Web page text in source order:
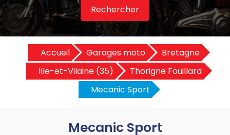
Rechercher
Accueil Garages moto
Bretagne
Ille-et-Vilaine (35)
Thorigne Fouillard
Mecanic Sport
Mecanic Sport